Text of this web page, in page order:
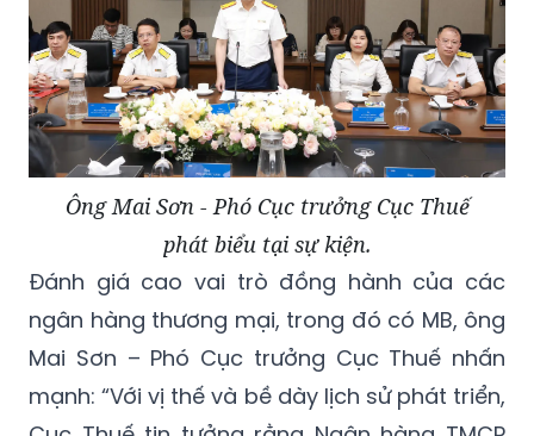
Ông Mai Sơn - Phó Cục trưởng Cục Thuế
phát biểu tại sự kiện.
Đánh giá cao vai trò đồng hành của các
ngân hàng thương mại, trong đó có MB, ông
Mai Sơn – Phó Cục trưởng Cục Thuế nhấn
mạnh: “Với vị thế và bề dày lịch sử phát triển,